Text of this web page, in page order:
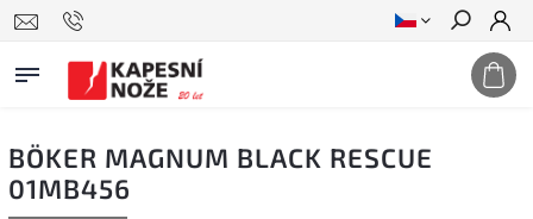
Hledat
BÖKER MAGNUM BLACK RESCUE
01MB456